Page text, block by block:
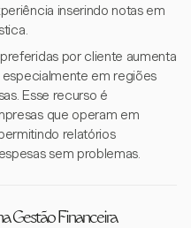
inserindo notas em
por cliente aumenta
especialmente em regiões
Esse recurso é
que operam em
relatórios
sem problemas.
Gestão Financeira